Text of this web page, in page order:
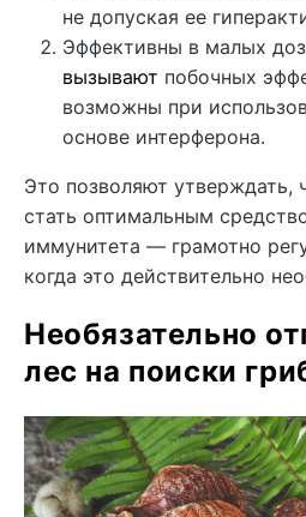
не допуская ее
Эффективны в малых
вызывают побочных
возможны при
основе интерферона.
Это позволяют
стать оптимальным
иммунитета — грамотно
когда это действительно
Необязательно
лес на поиски